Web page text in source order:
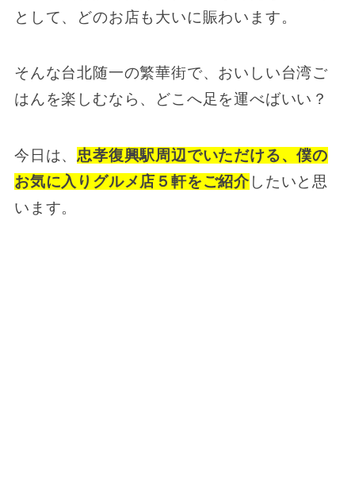
として、どのお店も大いに賑わいます。
そんな台北随一の繁華街で、おいしい台湾ご
はんを楽しむなら、どこへ足を運べばいい？
今日は、 忠孝復興駅周辺でいただける、僕の
お気に入りグルメ店５軒をご紹介したいと思
います。